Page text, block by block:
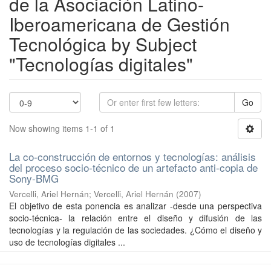
Iberoamericana de Gestión
Tecnológica by Subject
"Tecnologías digitales"
Go
Now showing items 1-1 of 1
La co-construcción de entornos y tecnologías: análisis
del proceso socio-técnico de un artefacto anti-copia de
Sony-BMG
Vercelli, Ariel Hernán; Vercelli, Ariel Hernán (2007)
El objetivo de esta ponencia es analizar -desde una perspectiva
socio-técnica- la relación entre el diseño y difusión de las
tecnologías y la regulación de las sociedades. ¿Cómo el diseño y
uso de tecnologías digitales ...